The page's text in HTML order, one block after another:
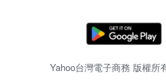
Yahoo台灣電子商務 版權所